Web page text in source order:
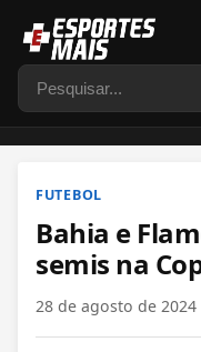
Pesquisar
FUTEBOL
Bahia e
semis na
28 de agosto de 2024